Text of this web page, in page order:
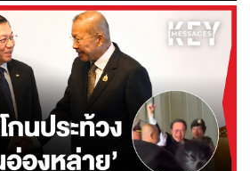
สินที่หมดค่าเสื่อมราคาไปแล้วซ้ำลง
การตั้งคณะทำงานกำกับดูแลเพื่อนำ
เคียงและแก้ไข โดยจะรายงานความ
เดือน และรายงานต่อ สตง. ทุก 60
พย์สินสูญหาย และเตรียมนำแนวทาง
บใช้เป็นระบบต้นแบบสำหรับการ
งบประมาณของหน่วยงานอื่นต่อไป